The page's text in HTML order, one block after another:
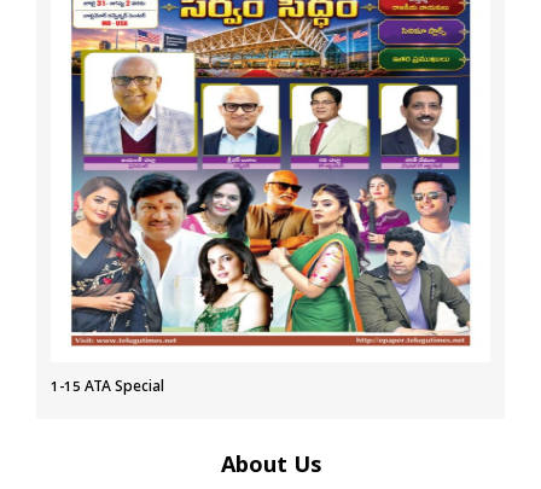
1-15 ATA Special
About Us